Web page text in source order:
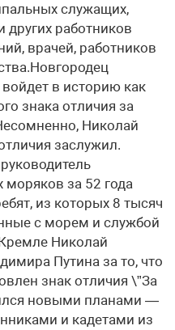
служащих,
других работников
врачей, работников
в историю как
знака отличия за
Николай
заслужил.
моряков за 52 года
из которых 8 тысяч
с морем и службой
Николай
Путина за то, что
знак отличия \”За
новыми планами —
и кадетами из